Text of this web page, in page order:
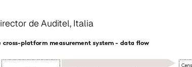
de Auditel, Italia